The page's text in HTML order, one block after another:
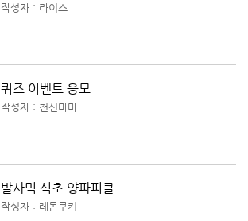
작성자 : 라이스
퀴즈 이벤트 응모
작성자 : 천신마마
발사믹 식초 양파피클
작성자 : 레몬쿠키